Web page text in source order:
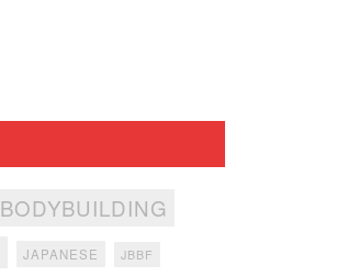
BODYBUILDING
JAPANESE JBBF